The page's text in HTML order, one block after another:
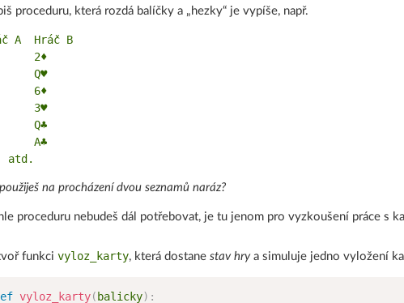
proceduru, která rozdá balíčky a „hezky“ je vypíše, např.
A  Hráč B
2♦
Q♥
6♦
3♥
Q♣
A♣
na procházení dvou seznamů naráz?
proceduru nebudeš dál potřebovat, je tu jenom pro vyzkoušení práce s
funkci vyloz_karty, která dostane stav hrya simuluje jedno vyložení
vyloz_karty( balicky) :